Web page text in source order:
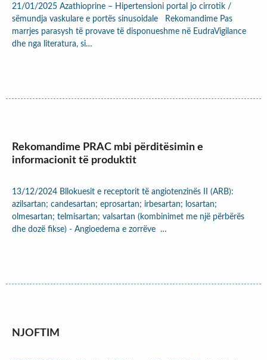
21/01/2025 Azathioprine – Hipertensioni portal jo cirrotik /
sëmundja vaskulare e portës sinusoidale Rekomandime Pas
marrjes parasysh të provave të disponueshme në EudraVigilance
dhe nga literatura, si…
Rekomandime PRAC mbi përditësimin e
informacionit të produktit
13/12/2024 Bllokuesit e receptorit të angiotenzinës II (ARB):
azilsartan; candesartan; eprosartan; irbesartan; losartan;
olmesartan; telmisartan; valsartan (kombinimet me një përbërës
dhe dozë fikse) - Angioedema e zorrëve …
NJOFTIM